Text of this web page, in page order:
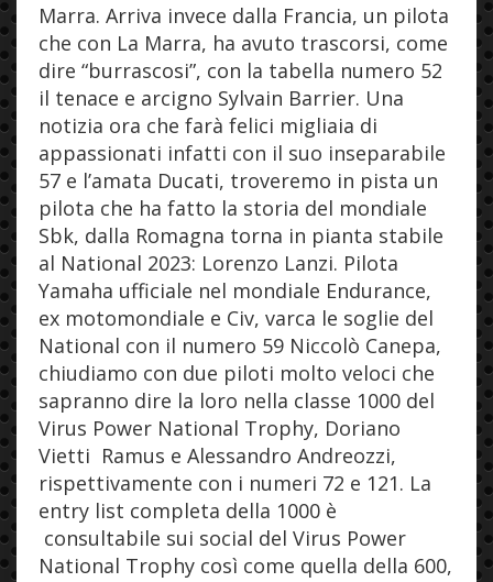
Marra. Arriva invece dalla Francia, un pilota
che con La Marra, ha avuto trascorsi, come
dire “burrascosi”, con la tabella numero 52
il tenace e arcigno Sylvain Barrier. Una
notizia ora che farà felici migliaia di
appassionati infatti con il suo inseparabile
57 e l’amata Ducati, troveremo in pista un
pilota che ha fatto la storia del mondiale
Sbk, dalla Romagna torna in pianta stabile
al National 2023: Lorenzo Lanzi. Pilota
Yamaha ufficiale nel mondiale Endurance,
ex motomondiale e Civ, varca le soglie del
National con il numero 59 Niccolò Canepa,
chiudiamo con due piloti molto veloci che
sapranno dire la loro nella classe 1000 del
Virus Power National Trophy, Doriano
Vietti Ramus e Alessandro Andreozzi,
rispettivamente con i numeri 72 e 121. La
entry list completa della 1000 è
consultabile sui social del Virus Power
National Trophy così come quella della 600,